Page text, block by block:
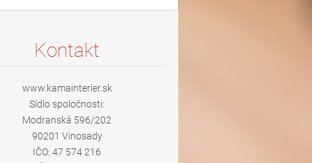
Kontakt
www.kamainterier.sk
Sídlo spoločnosti:
Modranská 596/202
90201 Vinosady
IČO: 47 574 216